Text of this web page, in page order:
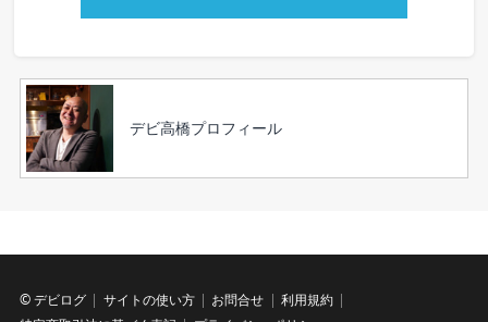
デビ高橋プロフィール
©デビログ サイトの使い方 お問合せ
利用規約